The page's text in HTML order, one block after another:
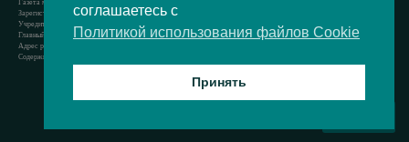
Газета муниципального округа Восточное Измайлово.
Зарегистрировано Роскомнадзором свидетельство Эл № ФС77-73364 от 24.07.2018 г.
Учредитель — аппарат Совета депутатов муниципального округа Восточное Измайлово.
Главный редактор — Кочерёжкин Н.А.
Адрес редакции: 105077, г. Москва, Измайловский бульвар, д. 50. т. +74994636209
Содержит материал возрастной категории 12+
Все права защищены © 2021
соглашаетесь с
Политикой использования файлов Cookie
Принять